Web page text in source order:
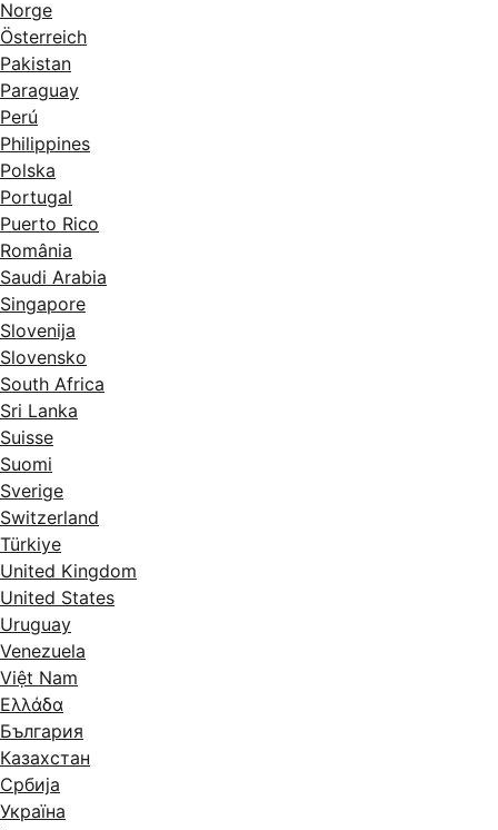
Norge
Österreich
Pakistan
Paraguay
Perú
Philippines
Polska
Portugal
Puerto Rico
România
Saudi Arabia
Singapore
Slovenija
Slovensko
South Africa
Sri Lanka
Suisse
Suomi
Sverige
Switzerland
Türkiye
United Kingdom
United States
Uruguay
Venezuela
Việt Nam
Ελλάδα
България
Казахстан
Србија
Україна